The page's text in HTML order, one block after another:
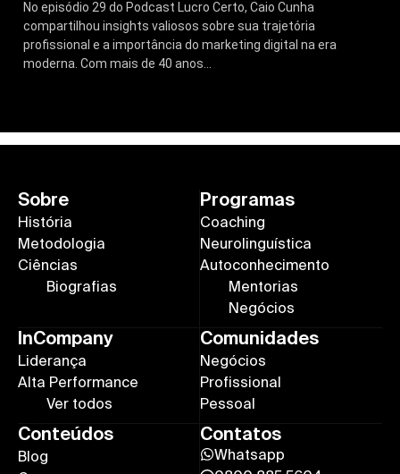
No episódio 29 do Podcast Lucro Certo, Caio Cunha
compartilhou insights valiosos sobre sua trajetória
profissional e a importância do marketing digital na era
moderna. Com mais de 40 anos...
Sobre
História
Metodologia
Ciências
Biografias
Programas
Coaching
Neurolinguística
Autoconhecimento
Mentorias
Negócios
InCompany
Liderança
Alta Performance
Ver todos
Comunidades
Negócios
Profissional
Pessoal
Conteúdos
Blog
Contatos
Whatsapp